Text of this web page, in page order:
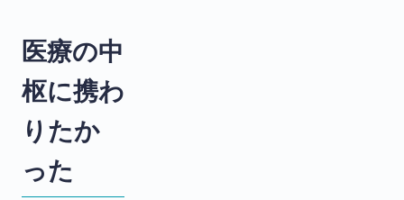
医療の中
枢に携わ
りたか
った